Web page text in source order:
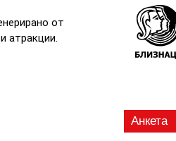
от
атракции.
Анкета